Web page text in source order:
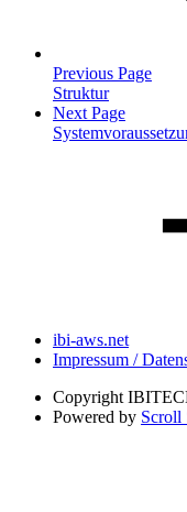
Previous Page
Struktur
Next Page
ibi-aws.net
Impressum /
Copyright
Powered by Scroll